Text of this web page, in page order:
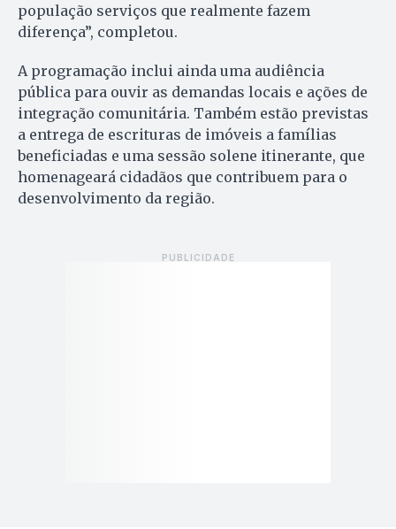
população serviços que realmente fazem
diferença”, completou.
A programação inclui ainda uma audiência
pública para ouvir as demandas locais e ações de
integração comunitária. Também estão previstas
a entrega de escrituras de imóveis a famílias
beneficiadas e uma sessão solene itinerante, que
homenageará cidadãos que contribuem para o
desenvolvimento da região.